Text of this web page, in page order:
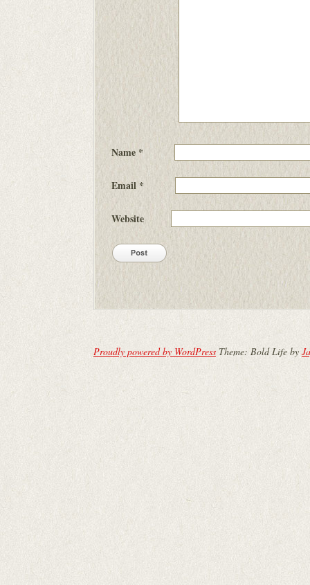
Name *
Email *
Website
Proudly powered by WordPress Theme: Bold Life by